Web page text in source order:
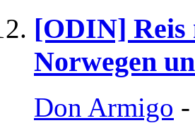
[ODIN]
Norwegen
Don Armigo